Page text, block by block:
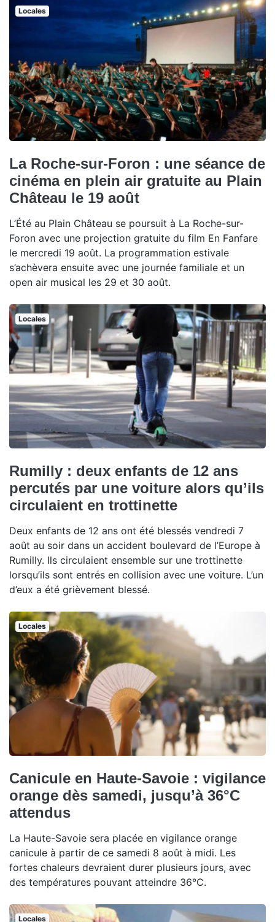
Locales
La Roche-sur-Foron : une séance de
cinéma en plein air gratuite au Plain
Château le 19 août
L’Été au Plain Château se poursuit à La Roche-sur-
Foron avec une projection gratuite du film En Fanfare
le mercredi 19 août. La programmation estivale
s’achèvera ensuite avec une journée familiale et un
open air musical les 29 et 30 août.
Locales
Rumilly : deux enfants de 12 ans
percutés par une voiture alors qu’ils
circulaient en trottinette
Deux enfants de 12 ans ont été blessés vendredi 7
août au soir dans un accident boulevard de l’Europe à
Rumilly. Ils circulaient ensemble sur une trottinette
lorsqu’ils sont entrés en collision avec une voiture. L’un
d’eux a été grièvement blessé.
Locales
Canicule en Haute-Savoie : vigilance
orange dès samedi, jusqu’à 36°C
attendus
La Haute-Savoie sera placée en vigilance orange
canicule à partir de ce samedi 8 août à midi. Les
fortes chaleurs devraient durer plusieurs jours, avec
des températures pouvant atteindre 36°C.
Locales